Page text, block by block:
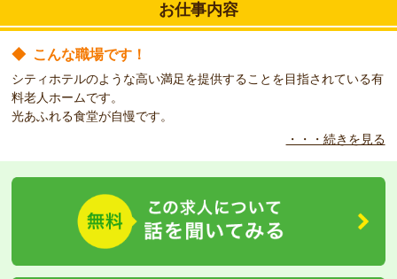
お仕事内容
◆ こんな職場です！
シティホテルのような高い満足を提供することを目指されている有
料老人ホームです。
光あふれる食堂が自慢です。
経験者、ブランクのある方も大歓迎です。
・・・続きを見る